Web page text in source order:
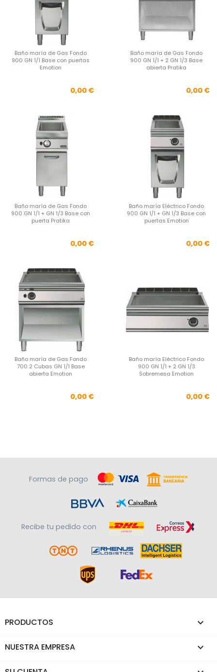
Baño maría de Gas Fondo
900 GN 1/1 Base con puertas
Emotion
Precio
0,00 €
Baño maría de Gas Fondo
900 GN 1/1 + 2 GN 1/3 Base
abierta Pratika
0,00 €
Baño maría de Gas Fondo
900 GN 1/1 + GN 1/3 Base con
puerta Pratika
Precio
0,00 €
Baño maría Eléctrico Fondo
900 GN 1/1 + GN 1/3 Base con
puertas Emotion
0,00 €
Baño maría de Gas Fondo
700 2 Cubas GN 1/1 Base
abierta Emotion
Precio
0,00 €
Baño maría Eléctrico Fondo
900 GN 1/1 + 2 GN 1/3
Sobremesa Emotion
0,00 €
Formas de pago
Recibe tu pedido con
PRODUCTOS 
NUESTRA EMPRESA 